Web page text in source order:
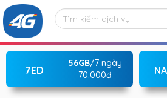
7ED
56GB/7 ngày
70.000đ